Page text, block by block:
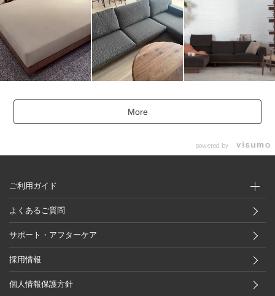
More
powered by
ご利用ガイド
よくあるご質問
サポート・アフターケア
採用情報
個人情報保護方針